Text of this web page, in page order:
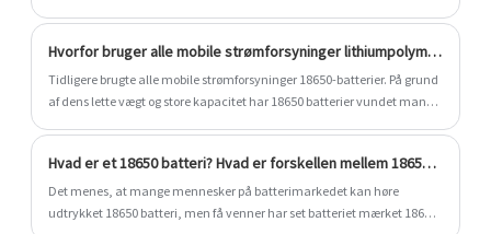
elektricitet.
Hvorfor bruger alle mobile strømforsyninger lithiumpolymerbatterier?
Tidligere brugte alle mobile strømforsyninger 18650-batterier. På grund
af dens lette vægt og store kapacitet har 18650 batterier vundet mange
lithiumpolymerbatterier. Hvorfor begynder mobile strømforsyninger at
bruge lithiumpolymerbatterier?
Hvad er et 18650 batteri? Hvad er forskellen mellem 18650 batteri og soft pack lithium batteri?
Det menes, at mange mennesker på batterimarkedet kan høre
udtrykket 18650 batteri, men få venner har set batteriet mærket 18650